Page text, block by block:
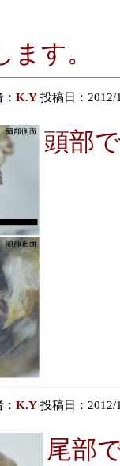
す。
K.Y投稿日：2012/
頭部
K.Y投稿日：2012/
尾部